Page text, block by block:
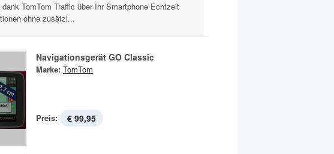
TomTom Traffic über Ihr Smartphone Echtzeit
ohne zusätzl...
Navigationsgerät GO Classic
Marke: TomTom
Preis: € 99,95